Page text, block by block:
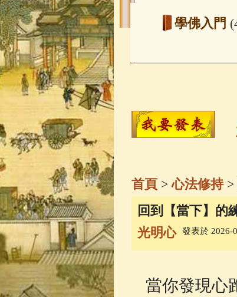
學佛入門
玉曆寶鈔
高僧故事
一切如來
釋迦牟尼
首頁>心法修持>
回到【當下】的
光明心
發表於 2026-
當你發現心